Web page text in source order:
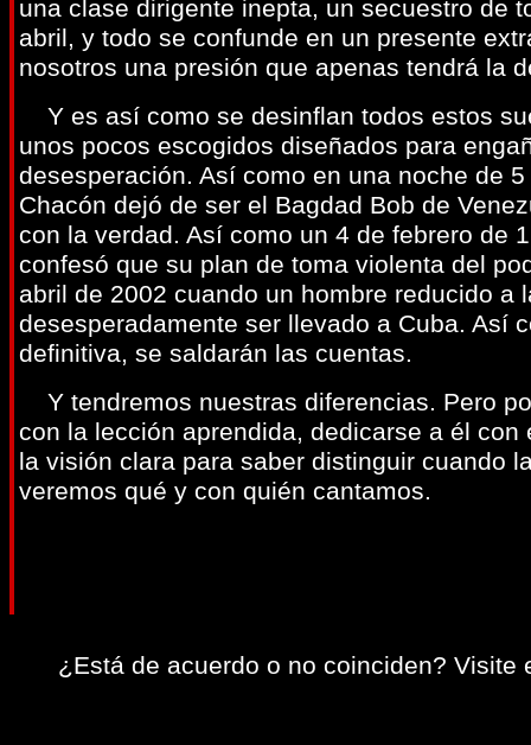
una clase dirigente inepta, un secuestro de
abril, y todo se confunde en un presente
nosotros una presión que apenas tendrá la
Y es así como se desinflan todos estos
unos pocos escogidos diseñados para
desesperación. Así como en una noche de
Chacón dejó de ser el Bagdad Bob de
con la verdad. Así como un 4 de febrero de
confesó que su plan de toma violenta del
abril de 2002 cuando un hombre reducido
desesperadamente ser llevado a Cuba. Así
definitiva, se saldarán las cuentas.
Y tendremos nuestras diferencias. Pero
con la lección aprendida, dedicarse a él
la visión clara para saber distinguir cuando
veremos qué y con quién cantamos.
¿Está de acuerdo o no coinciden? Visite